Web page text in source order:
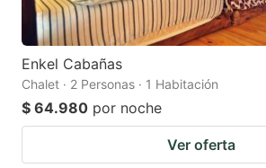
Enkel Cabañas
Chalet · 2 Personas · 1 Habitación
$ 64.980 por noche
Ver oferta